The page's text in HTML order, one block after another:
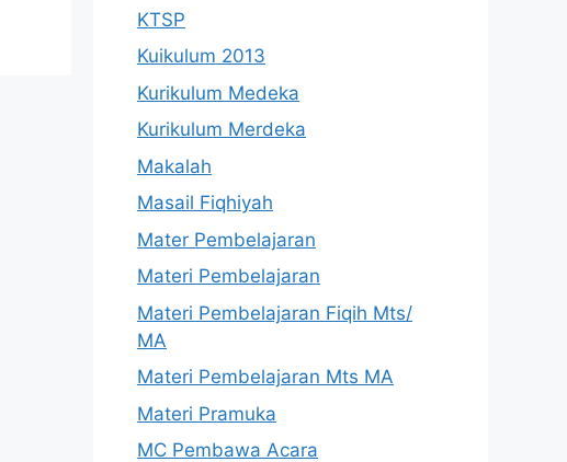
KTSP
Kuikulum 2013
Kurikulum Medeka
Kurikulum Merdeka
Makalah
Masail Fiqhiyah
Mater Pembelajaran
Materi Pembelajaran
Materi Pembelajaran Fiqih Mts/
MA
Materi Pembelajaran Mts MA
Materi Pramuka
MC Pembawa Acara